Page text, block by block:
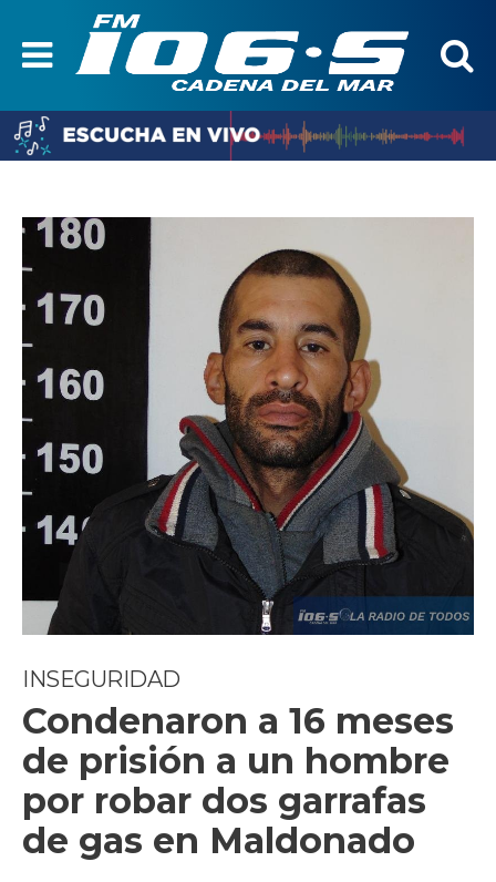
INSEGURIDAD
Condenaron a 16 meses
de prisión a un hombre
por robar dos garrafas
de gas en Maldonado